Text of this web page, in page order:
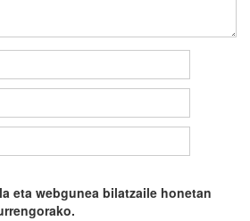
eta webgunea bilatzaile honetan